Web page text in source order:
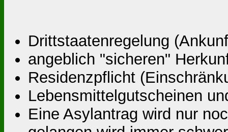
Drittstaatenregelung
angeblich "sicheren"
Residenzpflicht
Lebensmittelgutscheinen
Eine Asylantrag wird nur